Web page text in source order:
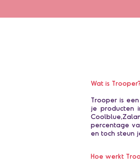
Wat is Trooper?
Trooper is
je producten
percentage
en toch steun
Hoe werkt